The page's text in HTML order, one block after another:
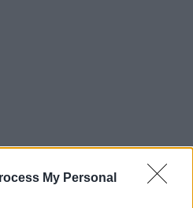
My Personal